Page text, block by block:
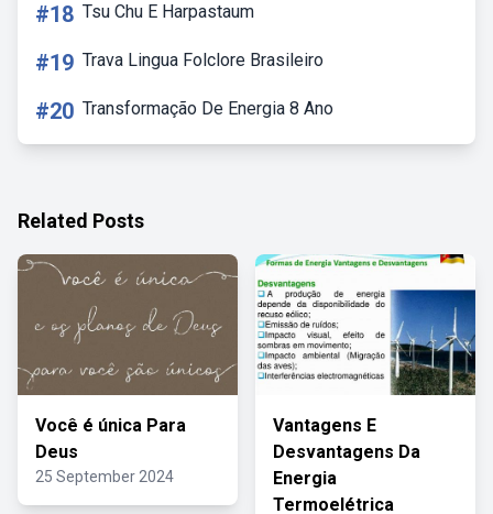
#18 Tsu Chu E Harpastaum
#19 Trava Lingua Folclore Brasileiro
#20 Transformação De Energia 8 Ano
Related Posts
Você é única Para
Deus
25 September 2024
Vantagens E
Desvantagens Da
Energia
Termoelétrica